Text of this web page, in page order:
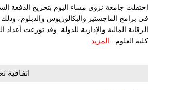
في برامج الماجستير والبكالوريوس والدبلوم،
الرقابة المالية والإدارية للدولة. وقد توزعت
كلية العلوم... المزيد